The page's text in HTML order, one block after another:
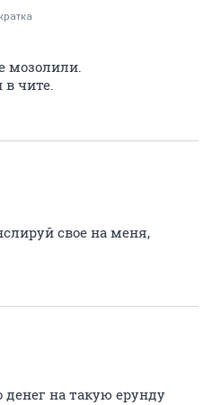
мозолили.
чите.
свое на меня,
денег на такую ерунду